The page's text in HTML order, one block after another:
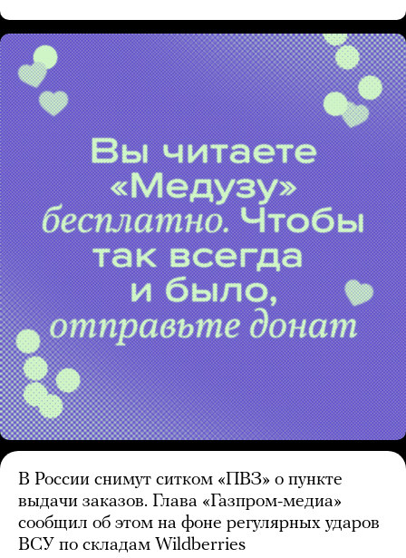
В России снимут ситком «ПВЗ» о пункте
выдачи заказов. Глава «Газпром-медиа»
сообщил об этом на фоне регулярных ударов
ВСУ по складам Wildberries